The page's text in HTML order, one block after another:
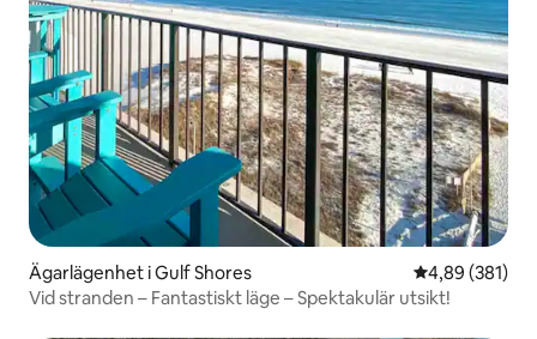
Ägarlägenhet i Gulf Shores 4,89 av 5 i
4,89 (381)
Vid stranden – Fantastiskt läge – Spektakulär utsikt!